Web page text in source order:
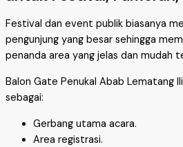
Festival dan event publik biasanya
pengunjung yang besar sehingga
penanda area yang jelas dan mudah
Balon Gate Penukal Abab Lematang
sebagai:
Gerbang utama acara.
Area registrasi.